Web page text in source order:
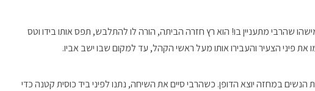
שהרבי מתעניין בו! הוא רץ חזרה הביתה, הורה לו להתלבש, תפס אותו בידו וטס
הנשים במחזה יוצא הדופן. כשהרבי סיים את השיחה, נתנו לפיני ביד כוסית קטנה כדי